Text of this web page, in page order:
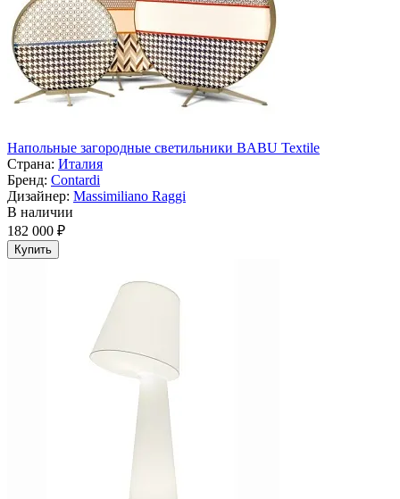
Напольные загородные светильники BABU Textile
Страна: Италия
Бренд: Contardi
Дизайнер: Massimiliano Raggi
В наличии
182 000 ₽
Купить